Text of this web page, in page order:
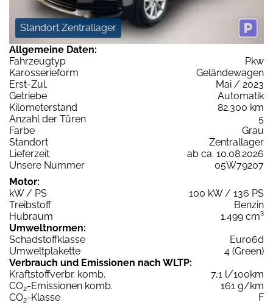
Standort Zentrallager
Allgemeine Daten:
Fahrzeugtyp
Pkw
Karosserieform
Geländewagen
Erst-Zul.
Mai / 2023
Getriebe
Automatik
Kilometerstand
82.300 km
Anzahl der Türen
5
Farbe
Grau
Standort
Zentrallager
Lieferzeit
ab ca. 10.08.2026
Unsere Nummer
05W79207
Motor:
kW / PS
100 kW / 136 PS
Treibstoff
Benzin
Hubraum
1.499 cm³
Umweltnormen:
Schadstoffklasse
Euro6d
Umweltplakette
4 (Green)
Verbrauch und Emissionen nach WLTP:
Kraftstoffverbr. komb.
7,1 l/100km
CO2-Emissionen komb.
161 g/km
CO2-Klasse
F